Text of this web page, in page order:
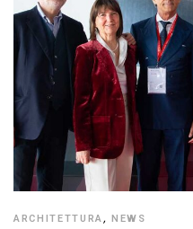
ARCHITETTURA,NEWS